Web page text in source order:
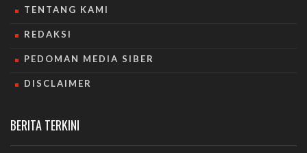
TENTANG KAMI
REDAKSI
PEDOMAN MEDIA SIBER
DISCLAIMER
BERITA TERKINI